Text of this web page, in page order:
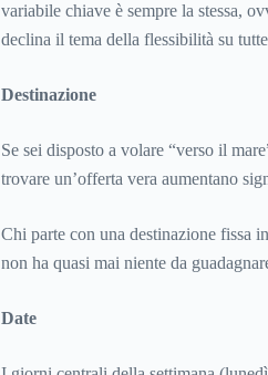
variabile chiave è sempre la stessa,
declina il tema della flessibilità su
Destinazione
Se sei disposto a volare “verso il
trovare un’offerta vera aumentano
Chi parte con una destinazione fissa
non ha quasi mai niente da
Date